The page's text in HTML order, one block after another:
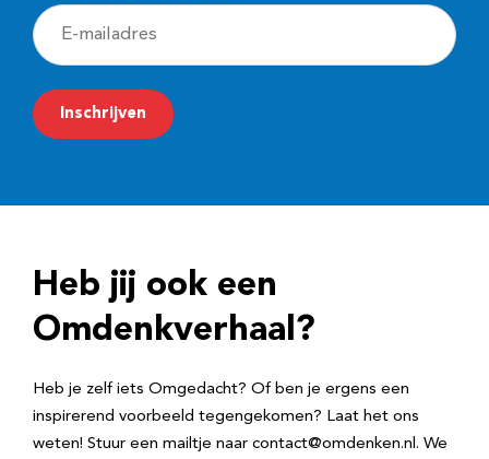
E
-
m
a
r
e
Inschrijven
Heb jij ook een
Omdenkverhaal?
Heb je zelf iets Omgedacht? Of ben je ergens een
inspirerend voorbeeld tegengekomen? Laat het ons
weten! Stuur een mailtje naar contact@omdenken.nl. We